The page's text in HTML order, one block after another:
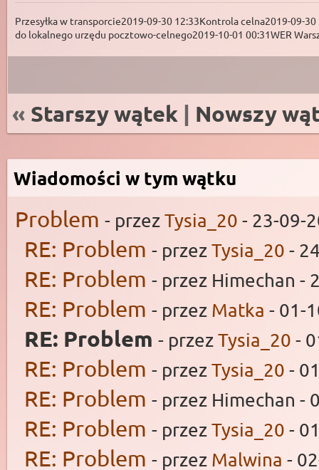
Przesyłka w transporcie2019-09-30 12:33Kontrola celna2019-09-
do lokalnego urzędu pocztowo-celnego2019-10-01 00:31WER
« Starszy wątek | Nowszy
Wiadomości w tym wątku
Problem - przezTysia_20 - 23-09-
RE: Problem - przezTysia_20 -
RE: Problem - przez Himechan -
RE: Problem - przez Matka - 01-
RE: Problem - przezTysia_20 -
RE: Problem - przezTysia_20 -
RE: Problem - przez Himechan -
RE: Problem - przezTysia_20 -
RE: Problem - przez Malwina -